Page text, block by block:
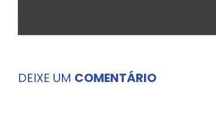
DEIXE UM COMENTÁRIO